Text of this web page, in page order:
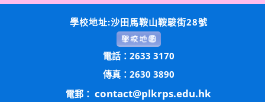
學校地址:沙田馬鞍山鞍駿街28號
電話：2633 3170
傳真：2630 3890
電郵： contact@plkrps.edu.hk